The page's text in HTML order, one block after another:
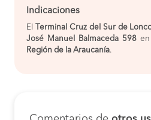
Indicaciones
El Terminal Cruz del Sur de
José Manuel Balmaceda 598
Región de la Araucanía.